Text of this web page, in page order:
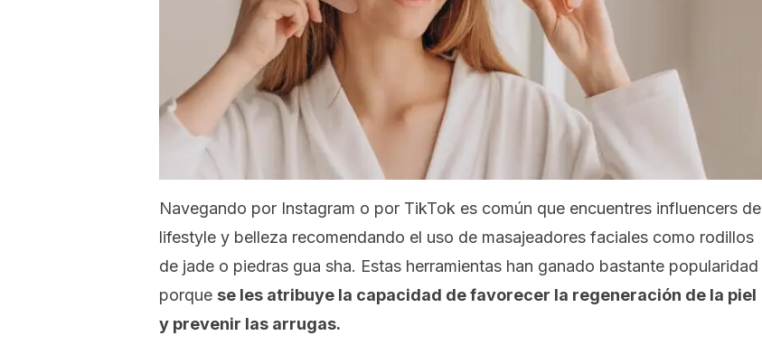
Navegando por Instagram o por TikTok es común que encuentres influencers de
lifestyle y belleza recomendando el uso de masajeadores faciales como rodillos
de jade o piedras gua sha. Estas herramientas han ganado bastante popularidad
porque se les atribuye la capacidad de favorecer la regeneración de la piel
y prevenir las arrugas.